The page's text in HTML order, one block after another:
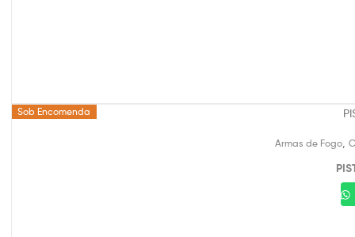
Sob Encomenda
Armas de Fogo,